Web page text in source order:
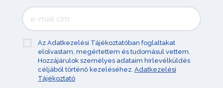
Az Adatkezelési Tájékoztatóban foglaltakat
elolvastam, megértettem és tudomásul vettem.
Hozzájárulok személyes adataim hírlevélküldés
céljából történő kezeléséhez. Adatkezelési
Tájékoztató